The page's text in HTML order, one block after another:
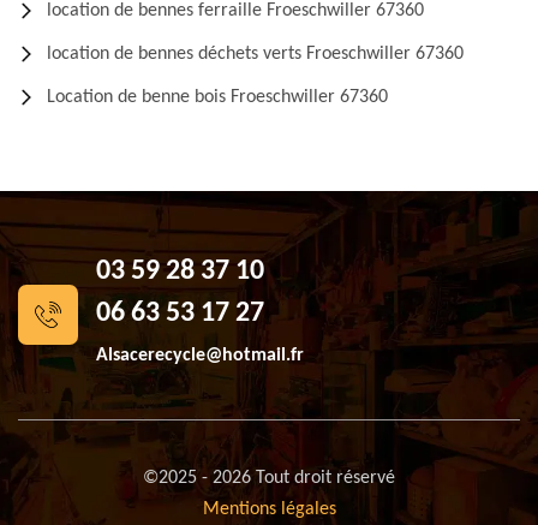
location de bennes ferraille Froeschwiller 67360
location de bennes déchets verts Froeschwiller 67360
Location de benne bois Froeschwiller 67360
03 59 28 37 10
06 63 53 17 27
Alsacerecycle@hotmail.fr
©2025 - 2026 Tout droit réservé
Mentions légales